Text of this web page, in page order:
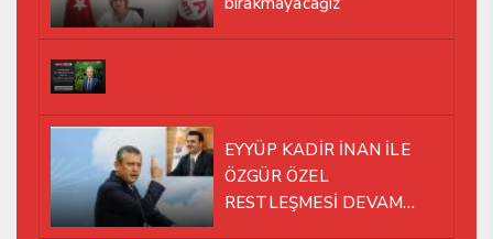
EYYÜP KADİR İNAN İLE
ÖZGÜR ÖZEL
RESTLEŞMESİ DEVAM